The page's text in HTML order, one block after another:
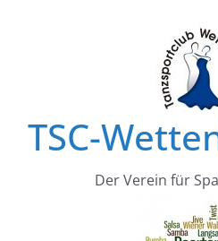
TSC-
Der Verein für